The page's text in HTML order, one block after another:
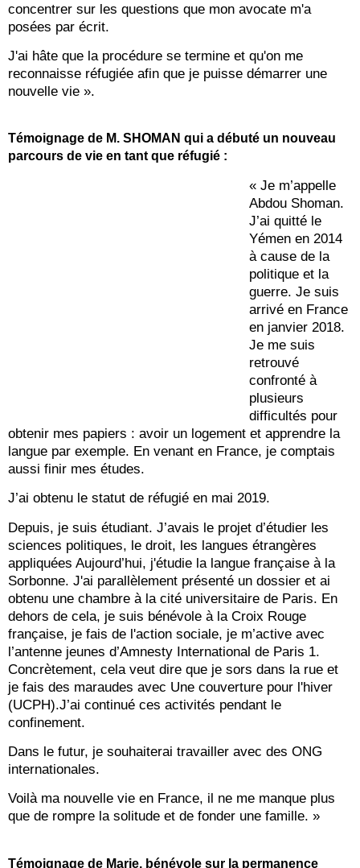
concentrer sur les questions que mon avocate m'a
posées par écrit.
J'ai hâte que la procédure se termine et qu'on me
reconnaisse réfugiée afin que je puisse démarrer une
nouvelle vie ».
Témoignage de M. SHOMAN qui a débuté un nouveau
parcours de vie en tant que réfugié :
« Je m’appelle
Abdou Shoman.
J’ai quitté le
Yémen en 2014
à cause de la
politique et la
guerre. Je suis
arrivé en France
en janvier 2018.
Je me suis
retrouvé
confronté à
plusieurs
difficultés pour
obtenir mes papiers : avoir un logement et apprendre la
langue par exemple. En venant en France, je comptais
aussi finir mes études.
J’ai obtenu le statut de réfugié en mai 2019.
Depuis, je suis étudiant. J’avais le projet d’étudier les
sciences politiques, le droit, les langues étrangères
appliquées Aujourd’hui, j'étudie la langue française à la
Sorbonne. J'ai parallèlement présenté un dossier et ai
obtenu une chambre à la cité universitaire de Paris. En
dehors de cela, je suis bénévole à la Croix Rouge
française, je fais de l'action sociale, je m’active avec
l’antenne jeunes d’Amnesty International de Paris 1.
Concrètement, cela veut dire que je sors dans la rue et
je fais des maraudes avec Une couverture pour l'hiver
(UCPH).J’ai continué ces activités pendant le
confinement.
Dans le futur, je souhaiterai travailler avec des ONG
internationales.
Voilà ma nouvelle vie en France, il ne me manque plus
que de rompre la solitude et de fonder une famille. »
Témoignage de Marie, bénévole sur la permanence